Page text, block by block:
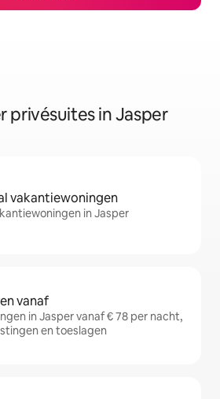
privésuites in Jasper
vakantiewoningen
in Jasper
vanaf
in Jasper vanaf € 78 per nacht,
en toeslagen